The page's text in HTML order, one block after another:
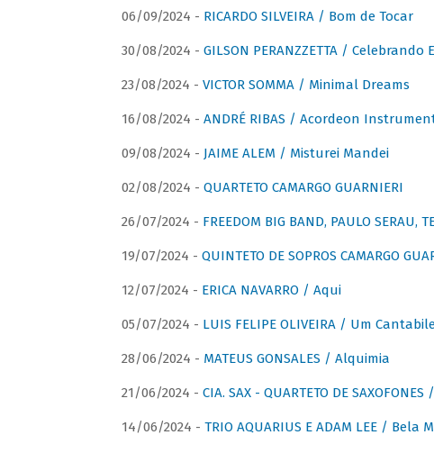
06/09/2024 - RICARDO SILVEIRA / Bom de Tocar
30/08/2024 - GILSON PERANZZETTA / Celebrando
23/08/2024 - VICTOR SOMMA / Minimal Dreams
16/08/2024 - ANDRÉ RIBAS / Acordeon
09/08/2024 - JAIME ALEM / Misturei Mandei
02/08/2024 - QUARTETO CAMARGO GUARNIERI
26/07/2024 - FREEDOM BIG BAND, PAULO SERAU,
19/07/2024 - QUINTETO DE SOPROS CAMARGO
12/07/2024 - ERICA NAVARRO / Aqui
05/07/2024 - LUIS FELIPE OLIVEIRA / Um
28/06/2024 - MATEUS GONSALES / Alquimia
21/06/2024 - CIA. SAX - QUARTETO DE
14/06/2024 - TRIO AQUARIUS E ADAM LEE /